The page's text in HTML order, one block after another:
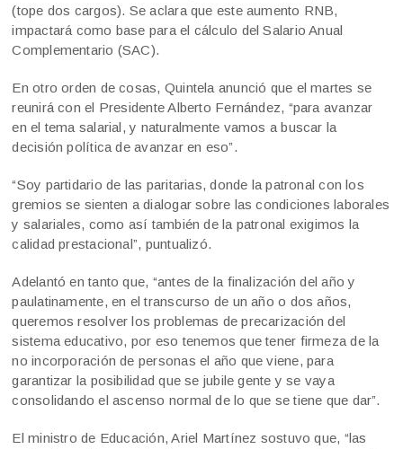
(tope dos cargos). Se aclara que este aumento RNB,
impactará como base para el cálculo del Salario Anual
Complementario (SAC).
En otro orden de cosas, Quintela anunció que el martes se
reunirá con el Presidente Alberto Fernández, “para avanzar
en el tema salarial, y naturalmente vamos a buscar la
decisión política de avanzar en eso”.
“Soy partidario de las paritarias, donde la patronal con los
gremios se sienten a dialogar sobre las condiciones laborales
y salariales, como así también de la patronal exigimos la
calidad prestacional”, puntualizó.
Adelantó en tanto que, “antes de la finalización del año y
paulatinamente, en el transcurso de un año o dos años,
queremos resolver los problemas de precarización del
sistema educativo, por eso tenemos que tener firmeza de la
no incorporación de personas el año que viene, para
garantizar la posibilidad que se jubile gente y se vaya
consolidando el ascenso normal de lo que se tiene que dar”.
El ministro de Educación, Ariel Martínez sostuvo que, “las